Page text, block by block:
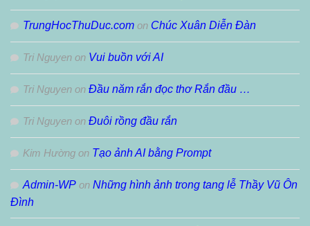
TrungHocThuDuc.com on Chúc Xuân Diễn Đàn
Tri Nguyen on Vui buồn với AI
Tri Nguyen on Đầu năm rắn đọc thơ Rắn đầu …
Tri Nguyen on Đuôi rồng đầu rắn
Kim Hường on Tạo ảnh AI bằng Prompt
Admin-WP on Những hình ảnh trong tang lễ Thầy Vũ Ôn
Đình